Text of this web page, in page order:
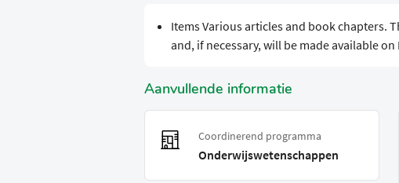
Items Various articles and book chapters.
and, if necessary, will be made available
Aanvullende informatie
Coordinerend programma
Onderwijswetenschappen